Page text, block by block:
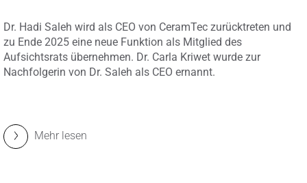
Dr. Hadi Saleh wird als CEO von CeramTec zurücktreten und
zu Ende 2025 eine neue Funktion als Mitglied des
Aufsichtsrats übernehmen. Dr. Carla Kriwet wurde zur
Nachfolgerin von Dr. Saleh als CEO ernannt.
Mehr lesen